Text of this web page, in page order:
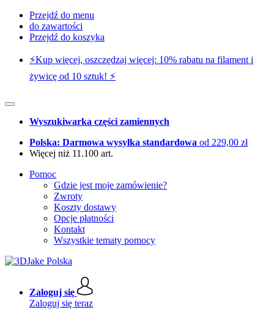
Przejdź do menu
do zawartości
Przejdź do koszyka
⚡️Kup więcej, oszczędzaj więcej: 10% rabatu na filament i
żywicę od 10 sztuk! ⚡️
Wyszukiwarka części zamiennych
Polska: Darmowa wysyłka standardowa od 229,00 zł
Więcej niż 11.100 art.
Pomoc
Gdzie jest moje zamówienie?
Zwroty
Koszty dostawy
Opcje płatności
Kontakt
Wszystkie tematy pomocy
Zaloguj się
Zaloguj się teraz